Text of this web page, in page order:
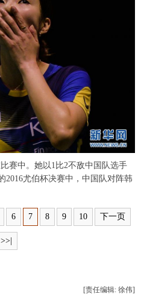
军事
华电视英文 返回PC
赛中。她以1比2不敌中国队选手
2016尤伯杯决赛中，中国队对阵韩
6 7 8 9 10 下一页
>>|
[责任编辑: 徐伟]